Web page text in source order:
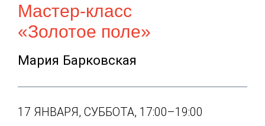
Мастер-класс
«Золотое поле»
Мария Барковская
17 ЯНВАРЯ, СУББОТА, 17:00–19:00